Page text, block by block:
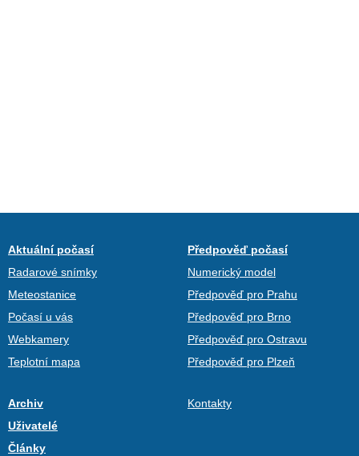
Aktuální počasí
Radarové snímky
Meteostanice
Počasí u vás
Webkamery
Teplotní mapa
Předpověď počasí
Numerický model
Předpověď pro Prahu
Předpověď pro Brno
Předpověď pro Ostravu
Předpověď pro Plzeň
Archiv
Uživatelé
Články
Kontakty